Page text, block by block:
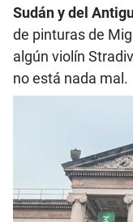
Sudán y del
de pinturas de
algún violín
no está nada mal.